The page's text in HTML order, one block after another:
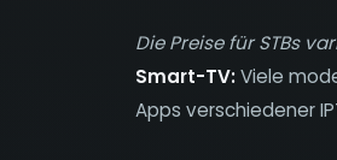
Die Preise für STBs
Smart-TV:Viele
Apps verschiedener